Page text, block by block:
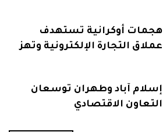
هجمات أوكرانية تستهدف
عملاق التجارة الإلكترونية وتهز
إسلام آباد وطهران توسعان
التعاون الاقتصادي